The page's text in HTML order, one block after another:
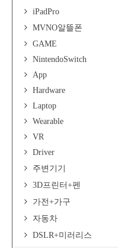
iPadPro
MVNO알뜰폰
GAME
NintendoSwitch
App
Hardware
Laptop
Wearable
VR
Driver
주변기기
3D프린터+펜
가전+가구
자동차
DSLR+미러리스